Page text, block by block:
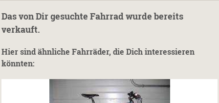
Das von Dir gesuchte Fahrrad wurde bereits
verkauft.
Hier sind ähnliche Fahrräder, die Dich interessieren
könnten: